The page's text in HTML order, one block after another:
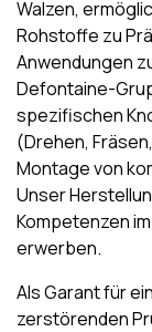
Walzen,
Rohstoffe zu
Anwendungen
Defontaine-
spezifischen
(Drehen,
Montage von
Unser
Kompetenzen
erwerben.
Als Garant für
zerstörenden